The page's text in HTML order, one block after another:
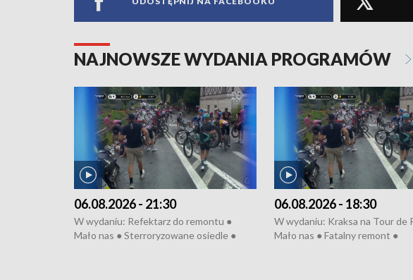
NAJNOWSZE WYDANIA PROGRAMÓW
06.08.2026 - 21:30
W wydaniu: Refektarz do remontu ●
Mało nas ● Sterroryzowane osiedle ●
06.08.2026 - 18:30
W wydaniu: Kraksa na Tour de
Mało nas ● Fatalny remont ●